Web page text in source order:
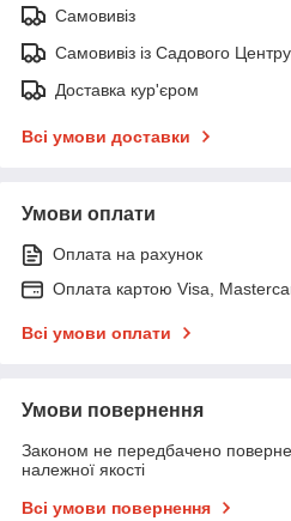
Самовивіз
Самовивіз із Садового Центру
Доставка кур'єром
Всі умови доставки
Умови оплати
Оплата на рахунок
Оплата картою Visa,
Всі умови оплати
Умови повернення
Законом не передбачено
належної якості
Всі умови повернення